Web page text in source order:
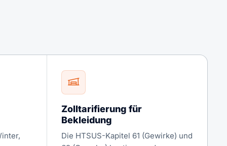
Zolltarifierung für
Bekleidung
Die HTSUS-Kapitel 61 (Gewirke) und